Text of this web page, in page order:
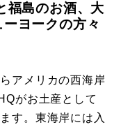
福島のお酒、大
ヨークの方々
アメリカの西海岸
がお土産として
す。東海岸には入